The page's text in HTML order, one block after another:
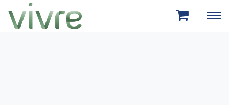
Aller au menu principal
Aller au contenu principal